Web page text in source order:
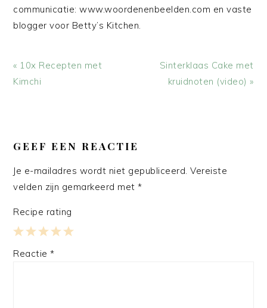
communicatie: www.woordenenbeelden.com en vaste
blogger voor Betty’s Kitchen.
Vorig
bericht:
« 10x Recepten met
Kimchi
Volgend
bericht:
Sinterklaas Cake met
kruidnoten (video) »
INTERACTIES
GEEF EEN REACTIE
Je e-mailadres wordt niet gepubliceerd. Vereiste
velden zijn gemarkeerd met*
Recipe rating
4
3
2
1
Reactie*